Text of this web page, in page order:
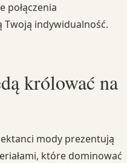
połączenia
indywidualność.
królować na
mody prezentują
które dominować